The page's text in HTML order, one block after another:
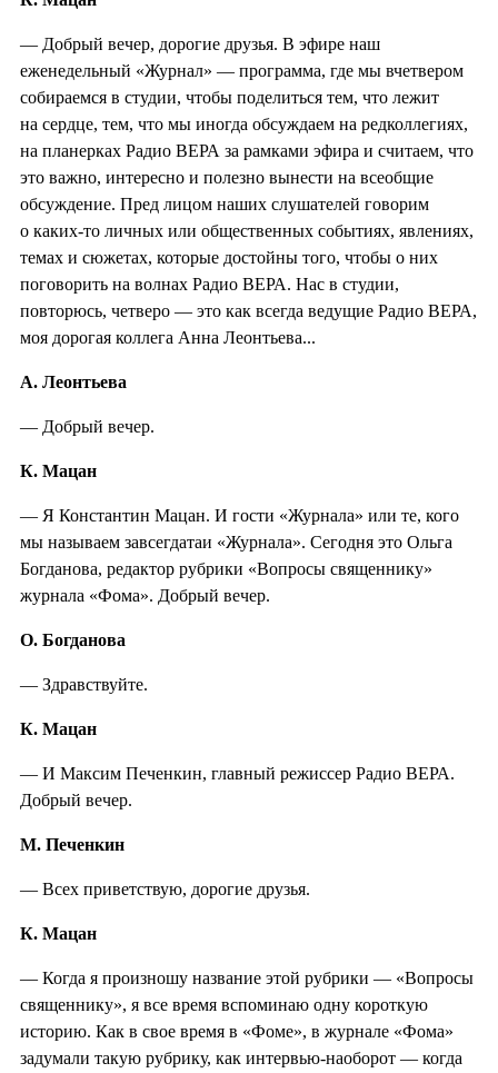
— Добрый вечер, дорогие друзья. В эфире наш
еженедельный «Журнал» — программа, где мы вчетвером
собираемся в студии, чтобы поделиться тем, что лежит
на сердце, тем, что мы иногда обсуждаем на редколлегиях,
на планерках Радио ВЕРА за рамками эфира и считаем, что
это важно, интересно и полезно вынести на всеобщие
обсуждение. Пред лицом наших слушателей говорим
о каких-то личных или общественных событиях, явлениях,
темах и сюжетах, которые достойны того, чтобы о них
поговорить на волнах Радио ВЕРА. Нас в студии,
повторюсь, четверо — это как всегда ведущие Радио ВЕРА,
моя дорогая коллега Анна Леонтьева...
А. Леонтьева
— Добрый вечер.
К. Мацан
— Я Константин Мацан. И гости «Журнала» или те, кого
мы называем завсегдатаи «Журнала». Сегодня это Ольга
Богданова, редактор рубрики «Вопросы священнику»
журнала «Фома». Добрый вечер.
О. Богданова
— Здравствуйте.
К. Мацан
— И Максим Печенкин, главный режиссер Радио ВЕРА.
Добрый вечер.
М. Печенкин
— Всех приветствую, дорогие друзья.
К. Мацан
— Когда я произношу название этой рубрики — «Вопросы
священнику», я все время вспоминаю одну короткую
историю. Как в свое время в «Фоме», в журнале «Фома»
задумали такую рубрику, как интервью-наоборот — когда